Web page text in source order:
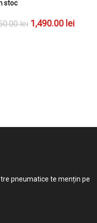
stoc
lei 1,490.00 lei
pneumatice te mențin pe